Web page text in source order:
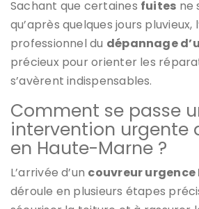
Sachant que certaines fuites ne
qu’après quelques jours pluvieux,
professionnel du dépannage
précieux pour orienter les
s’avèrent indispensables.
Comment se passe
intervention urgente
en Haute-Marne ?
L’arrivée d’un couvreur
déroule en plusieurs étapes